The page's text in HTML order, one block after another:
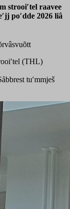
strooiʹtel raavee
poʹdde 2026 liâ
(THL)
tuʹmmješ